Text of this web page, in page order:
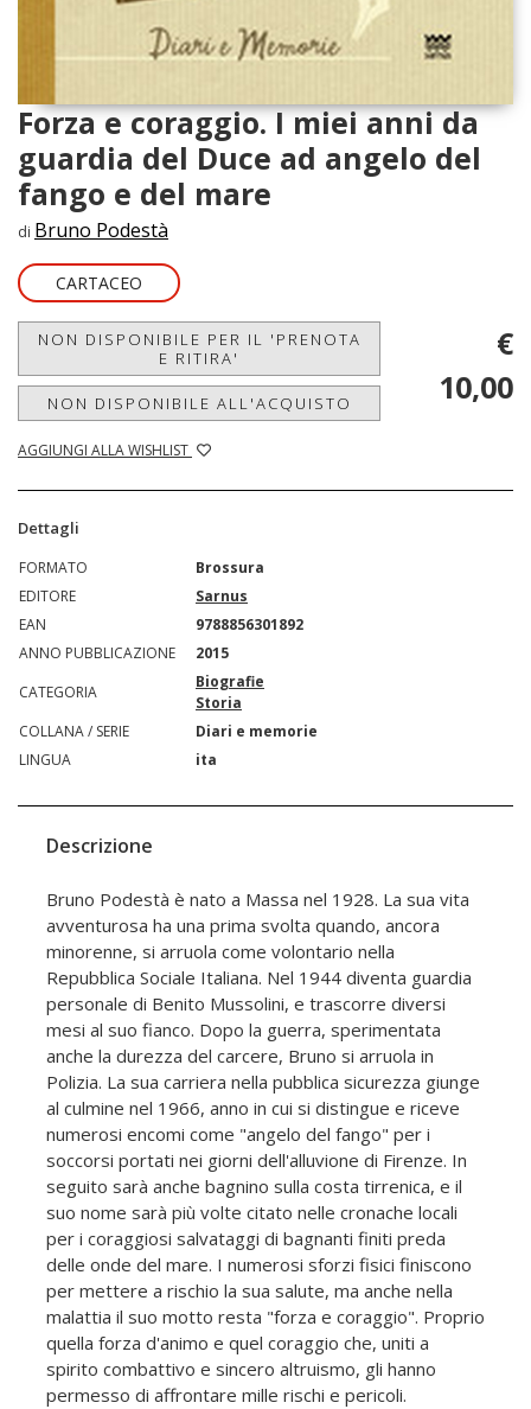
Forza e coraggio. I miei anni da
guardia del Duce ad angelo del
fango e del mare
di Bruno Podestà
CARTACEO
NON DISPONIBILE PER IL 'PRENOTA
E RITIRA'
NON DISPONIBILE ALL'ACQUISTO
AGGIUNGI ALLA WISHLIST
€
10,00
Dettagli
FORMATO
Brossura
EDITORE
Sarnus
EAN
9788856301892
ANNO PUBBLICAZIONE
2015
CATEGORIA
Biografie
Storia
COLLANA / SERIE
Diari e memorie
LINGUA
ita
Descrizione
Bruno Podestà è nato a Massa nel 1928. La sua vita
avventurosa ha una prima svolta quando, ancora
minorenne, si arruola come volontario nella
Repubblica Sociale Italiana. Nel 1944 diventa guardia
personale di Benito Mussolini, e trascorre diversi
mesi al suo fianco. Dopo la guerra, sperimentata
anche la durezza del carcere, Bruno si arruola in
Polizia. La sua carriera nella pubblica sicurezza giunge
al culmine nel 1966, anno in cui si distingue e riceve
numerosi encomi come "angelo del fango" per i
soccorsi portati nei giorni dell'alluvione di Firenze. In
seguito sarà anche bagnino sulla costa tirrenica, e il
suo nome sarà più volte citato nelle cronache locali
per i coraggiosi salvataggi di bagnanti finiti preda
delle onde del mare. I numerosi sforzi fisici finiscono
per mettere a rischio la sua salute, ma anche nella
malattia il suo motto resta "forza e coraggio". Proprio
quella forza d'animo e quel coraggio che, uniti a
spirito combattivo e sincero altruismo, gli hanno
permesso di affrontare mille rischi e pericoli.